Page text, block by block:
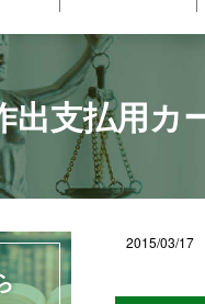
出支払用
2015/03/17